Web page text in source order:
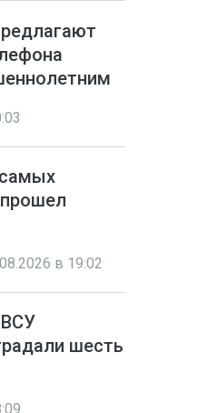
в 19:02
шесть